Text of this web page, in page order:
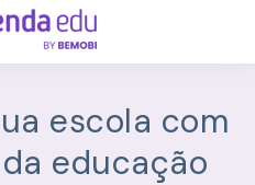
escola com
educação